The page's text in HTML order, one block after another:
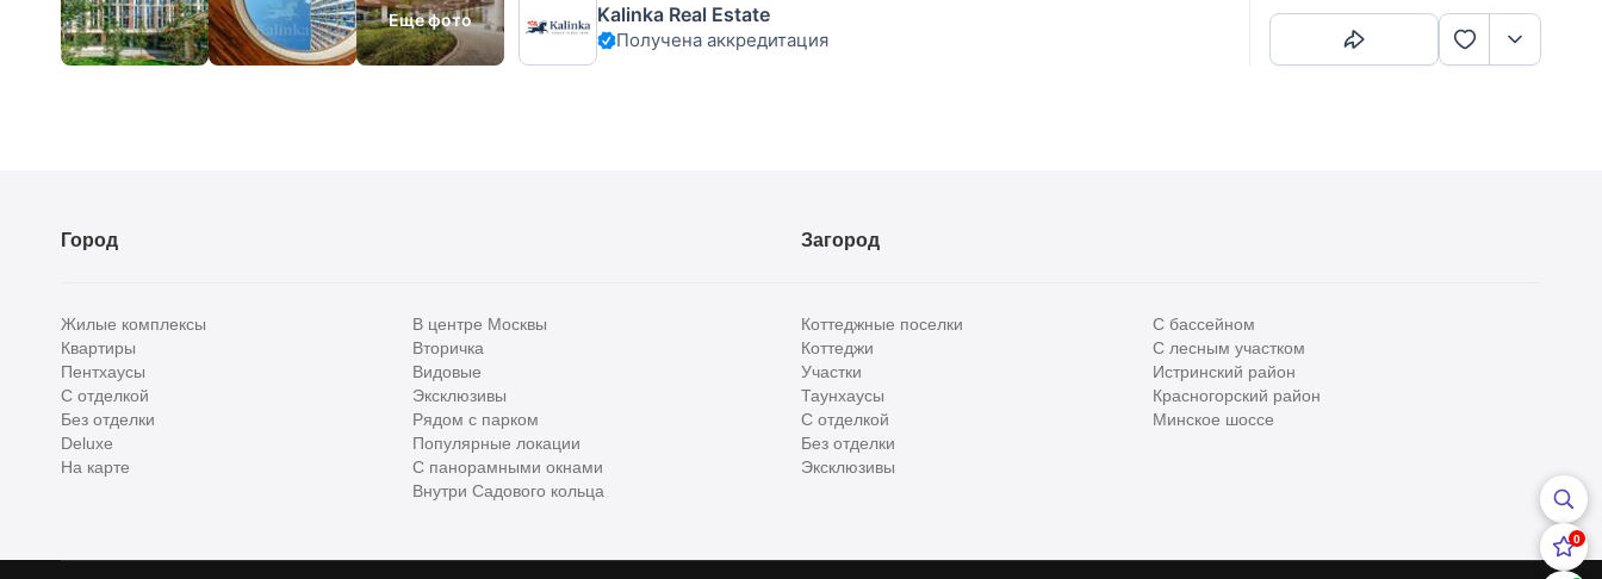
Еще фото Kalinka Real Estate
Получена аккредитация
Город
Жилые комплексы
Квартиры
Пентхаусы
С отделкой
Без отделки
Deluxe
На карте
В центре Москвы
Вторичка
Видовые
Эксклюзивы
Рядом с парком
Популярные локации
С панорамными окнами
Внутри Садового кольца
Загород
Коттеджные поселки
Коттеджи
Участки
Таунхаусы
С отделкой
Без отделки
Эксклюзивы
С бассейном
С лесным участком
Истринский район
Красногорский район
Минское шоссе
0
Все
Сегодня